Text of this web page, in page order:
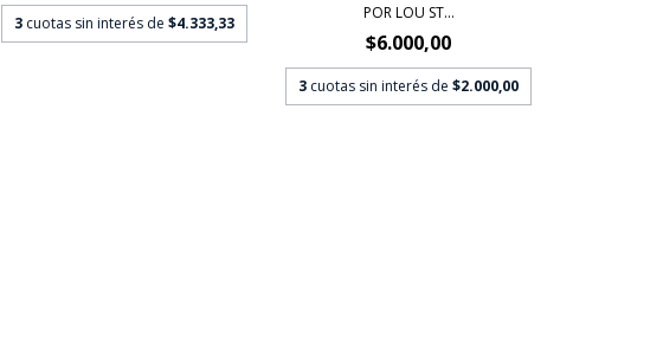
3 cuotas sin interés de$4.333,33
POR LOU ST...
$6.000,00
3 cuotas sin interés de$2.000,00